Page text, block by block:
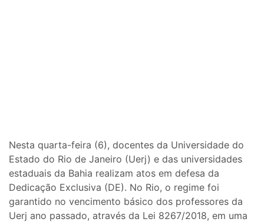
Nesta quarta-feira (6), docentes da Universidade do
Estado do Rio de Janeiro (Uerj) e das universidades
estaduais da Bahia realizam atos em defesa da
Dedicação Exclusiva (DE). No Rio, o regime foi
garantido no vencimento básico dos professores da
Uerj ano passado, através da Lei 8267/2018, em uma